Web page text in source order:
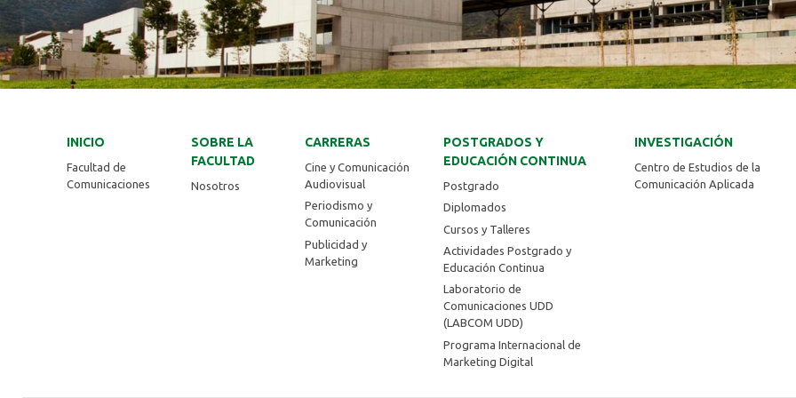
INICIO
Facultad de
Comunicaciones
SOBRE LA
FACULTAD
Nosotros
CARRERAS
Cine y Comunicación
Audiovisual
Periodismo y
Comunicación
Publicidad y
Marketing
POSTGRADOS Y
EDUCACIÓN CONTINUA
Postgrado
Diplomados
Cursos y Talleres
Actividades Postgrado y
Educación Continua
Laboratorio de
Comunicaciones UDD
(LABCOM UDD)
Programa Internacional de
Marketing Digital
INVESTIGACIÓN
Centro de Estudios de la
Comunicación Aplicada